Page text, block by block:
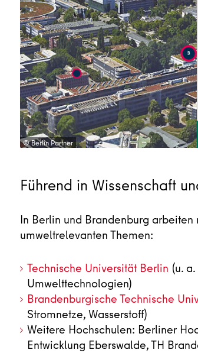
© Berlin Partner
Führend in Wissenschaft
In Berlin und Brandenburg
umweltrelevanten Themen:
Technische Universität Berlin (u.
Umwelttechnologien)
Brandenburgische Technische
Stromnetze, Wasserstoff)
Weitere Hochschulen: Berliner
Entwicklung Eberswalde, TH